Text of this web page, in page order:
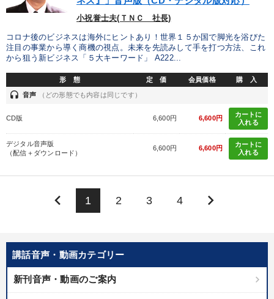
講話音声・動画カテゴリー
新刊音声・動画のご案内
小祝誉士夫(ＴＮＣ 社長)
コロナ後のビジネスは海外にヒントあり！世界１５か国で脚光を浴びた
注目の事業から導く商機の視点。未来を先読みして手を打つ方法、これ
から狙う新ビジネス「５大キーワード」 A222...
形 態 定 価 会員価格 購 入
headset 音声 （どの形態でも内容は同じです）
CD版 6,600円 6,600円
カートに
入れる
デジタル音声版
（配信＋ダウンロード）
6,600円 6,600円
カートに
入れる
keyboard_arrow_left 1 2 3 4 keyboard_arrow_right